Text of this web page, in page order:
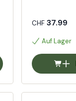
CHF37.99
Auf Lager